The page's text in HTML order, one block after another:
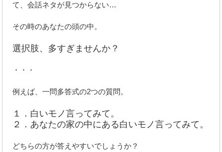
て、会話ネタが見つからない…
その時のあなたの頭の中。
選択肢、多すぎませんか？
・・・
例えば、一問多答式の2つの質問。
１．白いモノ言ってみて。
２．あなたの家の中にある白いモノ言ってみて。
どちらの方が答えやすいでしょうか？